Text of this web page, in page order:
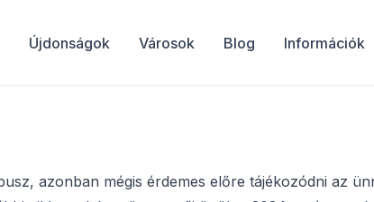
Újdonságok Városok Blog Információk
azonban mégis érdemes előre tájékozódni az